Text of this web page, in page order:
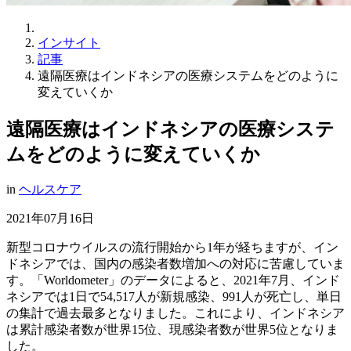
インサイト
記事
遠隔医療はインドネシアの医療システムをどのように
変えていくか
遠隔医療はインドネシアの医療システ
ムをどのように変えていくか
in ヘルスケア
2021年07月16日
新型コロナウイルスの流行開始から1年が経ちますが、イン
ドネシアでは、国内の感染者数増加への対応に苦慮していま
す。「Worldometer」のデータによると、2021年7月、インド
ネシアでは1日で54,517人が新規感染、991人が死亡し、単日
の集計で過去最多となりました。これにより、インドネシア
は累計感染者数が世界15位、現感染者数が世界5位となりま
した。